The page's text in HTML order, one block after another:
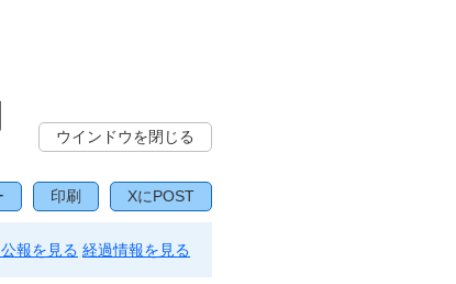
ウインドウを閉じる
印刷 XにPOST
報を見る 経過情報を見る